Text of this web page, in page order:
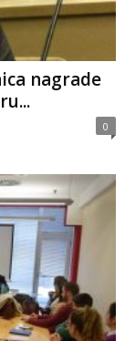
nagrade
0